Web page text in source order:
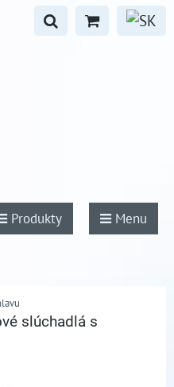
Produkty Menu
slúchadlá s